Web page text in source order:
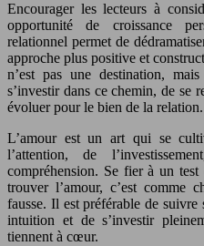
Encourager les lecteurs à
opportunité de croissance
relationnel permet de
approche plus positive et
n’est pas une destination,
s’investir dans ce chemin, de se
évoluer pour le bien de la relation.
L’amour est un art qui se
l’attention, de
compréhension. Se fier à un
trouver l’amour, c’est comme
fausse. Il est préférable de
intuition et de s’investir
tiennent à cœur.